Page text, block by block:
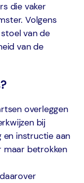
die vaker
Volgens
van de
van de
overleggen
bij
en instructie aan
maar betrokken